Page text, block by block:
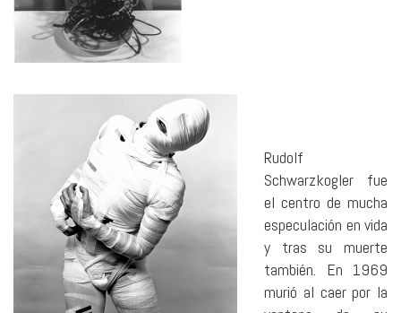
Rudolf
Schwarzkogler fue
el centro de mucha
especulación en vida
y tras su muerte
también. En 1969
murió al caer por la